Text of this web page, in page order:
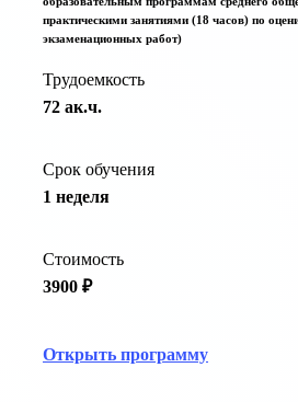
практическими занятиями (18 часов) по
экзаменационных работ)
Трудоемкость
72 ак.ч.
Срок обучения
1 неделя
Стоимость
3900 ₽
Открыть программу